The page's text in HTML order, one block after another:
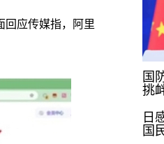
回应传媒指，阿里
国
挑
日
国